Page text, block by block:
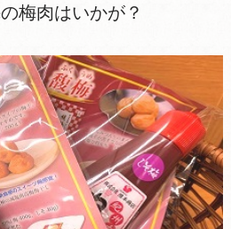
梅肉はいかが？